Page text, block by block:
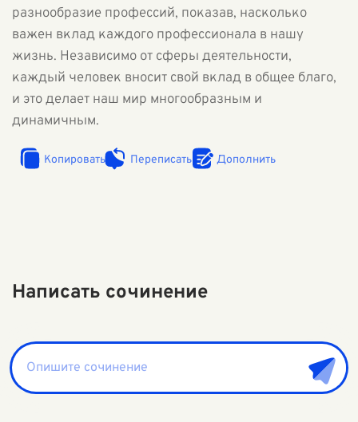
разнообразие профессий, показав, насколько
важен вклад каждого профессионала в нашу
жизнь. Независимо от сферы деятельности,
каждый человек вносит свой вклад в общее благо,
и это делает наш мир многообразным и
динамичным.
Копировать Переписать Дополнить
Написать сочинение